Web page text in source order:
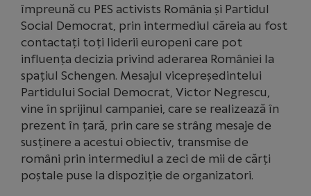
împreună cu PES activists România și Partidul
Social Democrat, prin intermediul căreia au fost
contactați toți liderii europeni care pot
influența decizia privind aderarea României la
spațiul Schengen. Mesajul vicepreședintelui
Partidului Social Democrat, Victor Negrescu,
vine în sprijinul campaniei, care se realizează în
prezent în țară, prin care se strâng mesaje de
susținere a acestui obiectiv, transmise de
români prin intermediul a zeci de mii de cărți
poștale puse la dispoziție de organizatori.